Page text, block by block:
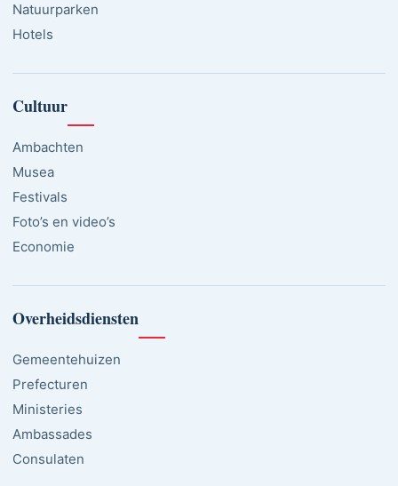
Natuurparken
Hotels
Cultuur
Ambachten
Musea
Festivals
Foto’s en video’s
Economie
Overheidsdiensten
Gemeentehuizen
Prefecturen
Ministeries
Ambassades
Consulaten